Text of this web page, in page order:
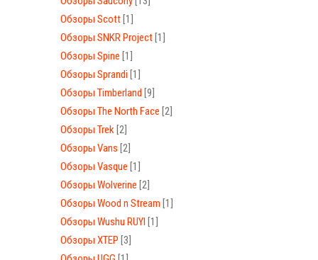
Обзоры Scott [1]
Обзоры SNKR Project [1]
Обзоры Spine [1]
Обзоры Sprandi [1]
Обзоры Timberland [9]
Обзоры The North Face [2]
Обзоры Trek [2]
Обзоры Vans [2]
Обзоры Vasque [1]
Обзоры Wolverine [2]
Обзоры Wood n Stream [1]
Обзоры Wushu RUYI [1]
Обзоры XTEP [3]